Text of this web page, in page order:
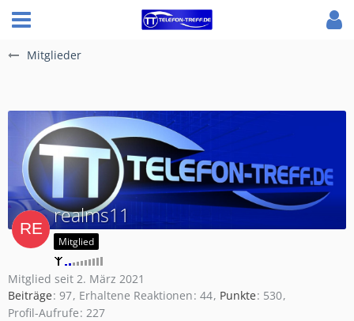
Mitglieder
realms11
Mitglied
Mitglied seit 2. März 2021
Beiträge 97 Erhaltene Reaktionen 44 Punkte 530
Profil-Aufrufe 227